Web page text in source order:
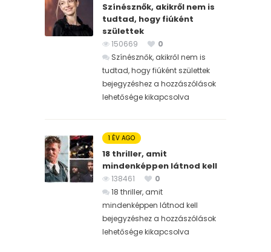
Színésznők, akikről nem is
tudtad, hogy fiúként
születtek
150669
0
Színésznők, akikről nem is
tudtad, hogy fiúként születtek
bejegyzéshez a hozzászólások
lehetősége kikapcsolva
1 ÉV AGO
18 thriller, amit
mindenképpen látnod kell
138461
0
18 thriller, amit
mindenképpen látnod kell
bejegyzéshez a hozzászólások
lehetősége kikapcsolva